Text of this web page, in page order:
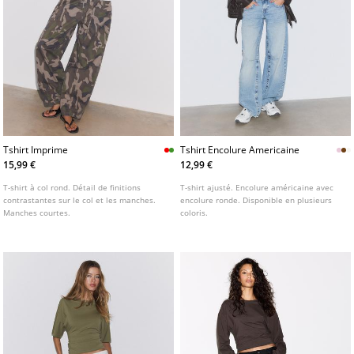
Tshirt Imprime
15,99 €
T-shirt à col rond. Détail de finitions
contrastantes sur le col et les manches.
Manches courtes.
Tshirt Encolure Americaine
12,99 €
T-shirt ajusté. Encolure américaine avec
encolure ronde. Disponible en plusieurs
coloris.